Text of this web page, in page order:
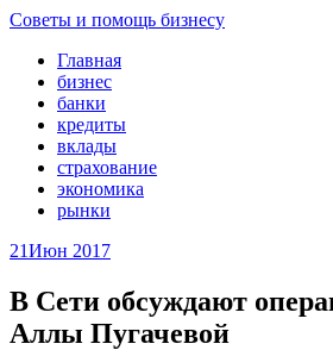
Советы и помощь бизнесу
Главная
бизнес
банки
кредиты
вклады
страхование
экономика
рынки
21Июн 2017
В Сети обсуждают
Аллы Пугачевой